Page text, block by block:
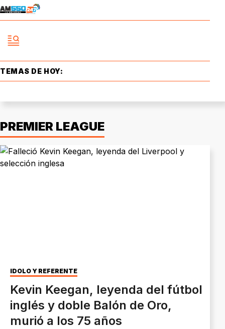
TEMAS DE HOY:
PREMIER LEAGUE
ÍDOLO Y REFERENTE
Kevin Keegan, leyenda del fútbol
inglés y doble Balón de Oro,
murió a los 75 años